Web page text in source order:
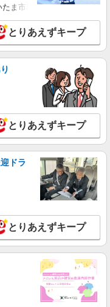
ま市岩槻区・久喜市・蓮田
とりあえずキープ
とりあえずキープ
ドラ
とりあえずキープ